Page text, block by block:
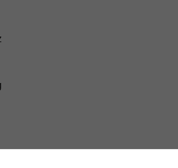
anonyme